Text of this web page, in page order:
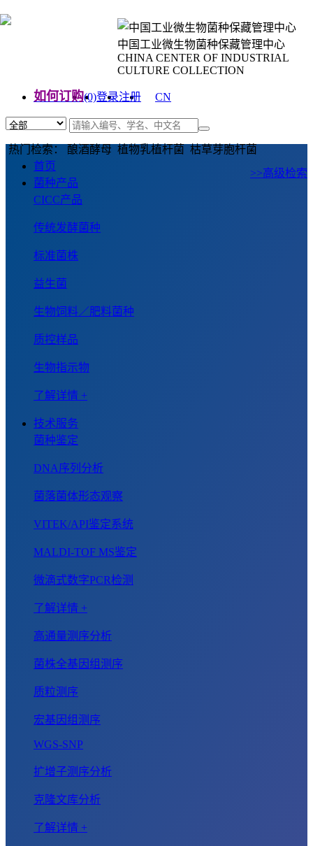
中国工业微生物菌种保藏管理中心
CHINA CENTER OF INDUSTRIAL
CULTURE COLLECTION
如何订购(0)登录注册
CN
热门检索： 酿酒酵母 植物乳植杆菌 枯草芽胞杆菌
>>高级检索
首页
菌种产品
CICC产品
传统发酵菌种
标准菌株
益生菌
生物饲料／肥料菌种
质控样品
生物指示物
了解详情 +
技术服务
菌种鉴定
DNA序列分析
菌落菌体形态观察
VITEK/API鉴定系统
MALDI-TOF MS鉴定
微滴式数字PCR检测
了解详情 +
高通量测序分析
菌株全基因组测序
质粒测序
宏基因组测序
WGS-SNP
扩增子测序分析
克隆文库分析
了解详情 +